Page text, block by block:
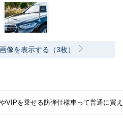
像を表示する（3枚）
VIPを乗せる防弾仕様車って普通に買